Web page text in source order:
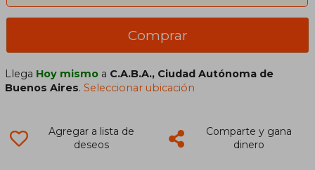
Comprar
Llega Hoy mismo a C.A.B.A., Ciudad Autónoma de
Buenos Aires.Seleccionar ubicación
Agregar a lista de
deseos
Comparte y gana
dinero